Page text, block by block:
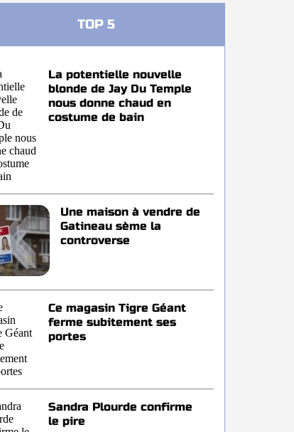
TOP 5
La potentielle nouvelle
blonde de Jay Du Temple
nous donne chaud en
costume de bain
Une maison à vendre de
Gatineau sème la
controverse
Ce magasin Tigre Géant
ferme subitement ses
portes
Sandra Plourde confirme
le pire